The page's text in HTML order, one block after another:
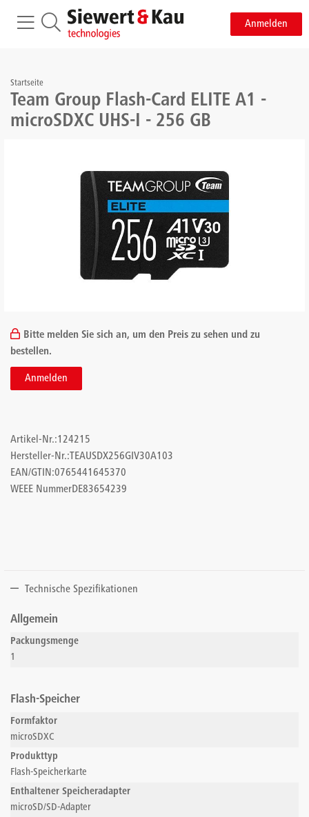
Anmelden
Startseite
Team Group Flash-Card ELITE A1 -
microSDXC UHS-I - 256 GB
Bitte melden Sie sich an, um den Preis zu sehen und zu
bestellen.
Anmelden
Artikel-Nr.:124215
Hersteller-Nr.:TEAUSDX256GIV30A103
EAN/GTIN:0765441645370
WEEE NummerDE83654239
Technische Spezifikationen
Allgemein
Packungsmenge
1
Flash-Speicher
Formfaktor
microSDXC
Produkttyp
Flash-Speicherkarte
Enthaltener Speicheradapter
microSD/SD-Adapter